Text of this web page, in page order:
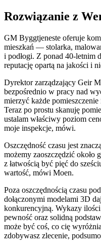
Rozwiązanie z
GM Byggtjeneste oferuje
mieszkań — stolarka,
i podłogi. Z ponad 40-letnim
reputację opartą na jakości i
Dyrektor zarządzający Geir
bezpośrednio w pracy nad
mierzyć każde
Teraz po prostu skanuję
ustalam właściwy poziom
moje inspekcje, mówi.
Oszczędność czasu jest
możemy zaoszczędzić około
z łatwością być pięć do
wartość, mówi Moen.
Poza oszczędnością czasu
dołączonymi modelami 3D
konkurencyjną. Wykazy
pewność oraz solidną
może być coś, co cię
zdobywasz zlecenie,